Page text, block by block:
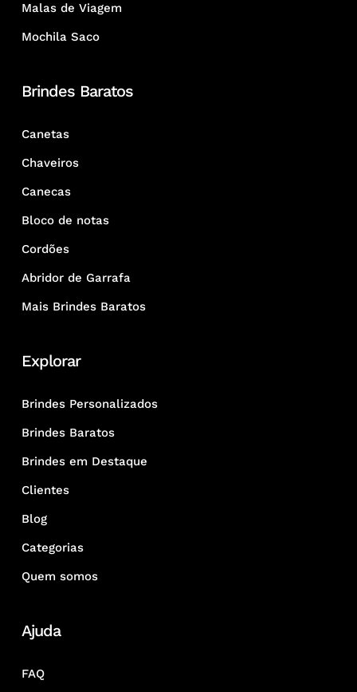
Malas de Viagem
Mochila Saco
Brindes Baratos
Canetas
Chaveiros
Canecas
Bloco de notas
Cordões
Abridor de Garrafa
Mais Brindes Baratos
Explorar
Brindes Personalizados
Brindes Baratos
Brindes em Destaque
Clientes
Blog
Categorias
Quem somos
Ajuda
FAQ